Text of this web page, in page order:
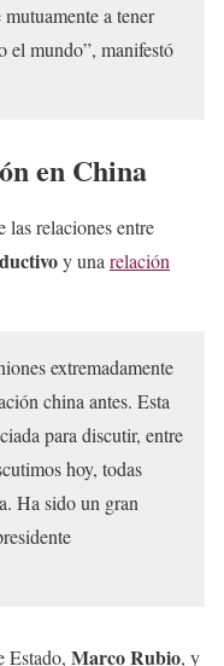
a tener
el mundo”, manifestó
en China
las relaciones entre
y unarelación
extremadamente
china antes. Esta
para discutir, entre
hoy, todas
Ha sido un gran
Estado, Marco Rubio, y